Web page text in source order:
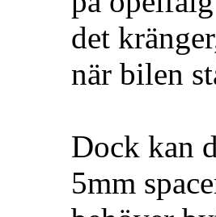
det
när bilen
Dock kan
5mm